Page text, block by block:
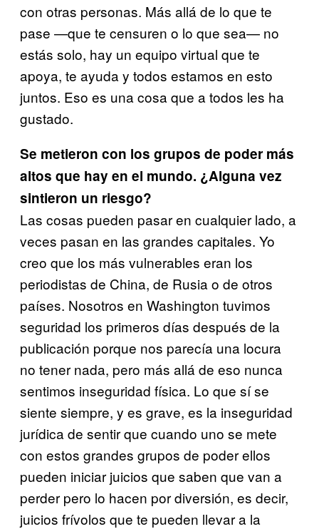
con otras personas. Más allá de lo que te
pase —que te censuren o lo que sea— no
estás solo, hay un equipo virtual que te
apoya, te ayuda y todos estamos en esto
juntos. Eso es una cosa que a todos les ha
gustado.
Se metieron con los grupos de poder más
altos que hay en el mundo. ¿Alguna vez
sintieron un riesgo?
Las cosas pueden pasar en cualquier lado, a
veces pasan en las grandes capitales. Yo
creo que los más vulnerables eran los
periodistas de China, de Rusia o de otros
países. Nosotros en Washington tuvimos
seguridad los primeros días después de la
publicación porque nos parecía una locura
no tener nada, pero más allá de eso nunca
sentimos inseguridad física. Lo que sí se
siente siempre, y es grave, es la inseguridad
jurídica de sentir que cuando uno se mete
con estos grandes grupos de poder ellos
pueden iniciar juicios que saben que van a
perder pero lo hacen por diversión, es decir,
juicios frívolos que te pueden llevar a la